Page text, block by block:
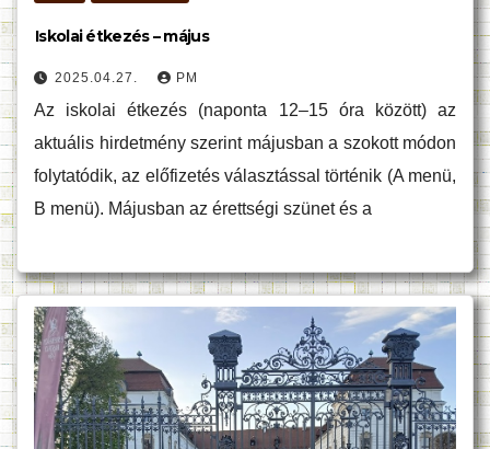
Iskolai étkezés – május
2025.04.27. PM
Az iskolai étkezés (naponta 12–15 óra között) az
aktuális hirdetmény szerint májusban a szokott módon
folytatódik, az előfizetés választással történik (A menü,
B menü). Májusban az érettségi szünet és a